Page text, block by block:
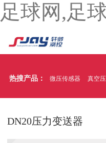
足球网,足
热搜产品： 微压传感器 真空
DN20压力变送器